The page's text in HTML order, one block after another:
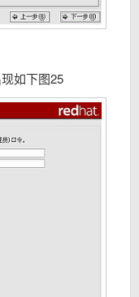
现如下图25